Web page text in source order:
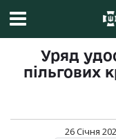
Уряд
пільгових
26 Січня